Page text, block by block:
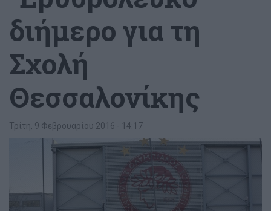
διήμερο για τη
Σχολή
Θεσσαλονίκης
Τρίτη, 9 Φεβρουαρίου 2016 - 14:17